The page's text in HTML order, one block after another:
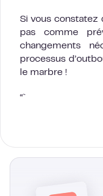
Si vous constatez
pas comme
changements
processus
le marbre !
“`